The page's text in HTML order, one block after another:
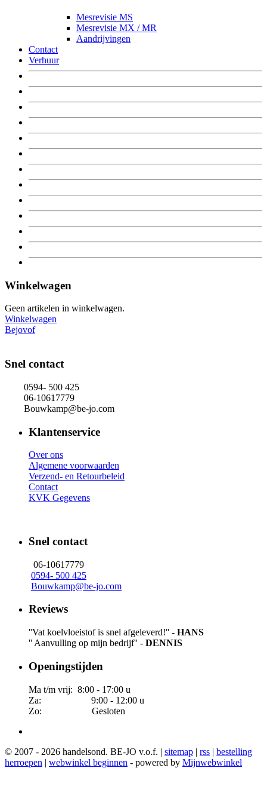
Mesrevisie MS
Mesrevisie MX / MR
Aandrijvingen
Contact
Verhuur
Winkelwagen
Geen artikelen in winkelwagen.
Winkelwagen
Bejovof
Snel contact
0594- 500 425
06-10617779
Bouwkamp@be-jo.com
Klantenservice
Over ons
Algemene voorwaarden
Verzend- en Retourbeleid
Contact
KVK Gegevens
Snel contact
06-10617779
0594- 500 425
Bouwkamp@be-jo.com
Reviews
''Vat koelvloeistof is snel afgeleverd!'' - HANS
'' Aanvulling op mijn bedrijf'' - DENNIS
Openingstijden
Ma t/m vrij: 8:00 - 17:00 u
Za: 9:00 - 12:00 u
Zo: Gesloten
© 2007 - 2026 handelsond. BE-JO v.o.f. | sitemap | rss | bestelling
herroepen | webwinkel beginnen - powered by Mijnwebwinkel